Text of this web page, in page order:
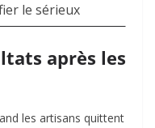
le sérieux
après les
les artisans quittent